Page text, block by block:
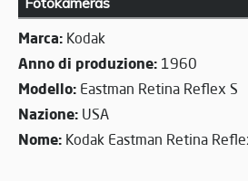
Marca: Kodak
Anno di produzione: 1960
Modello: Eastman Retina Reflex S
Nazione: USA
Nome: Kodak Eastman Retina